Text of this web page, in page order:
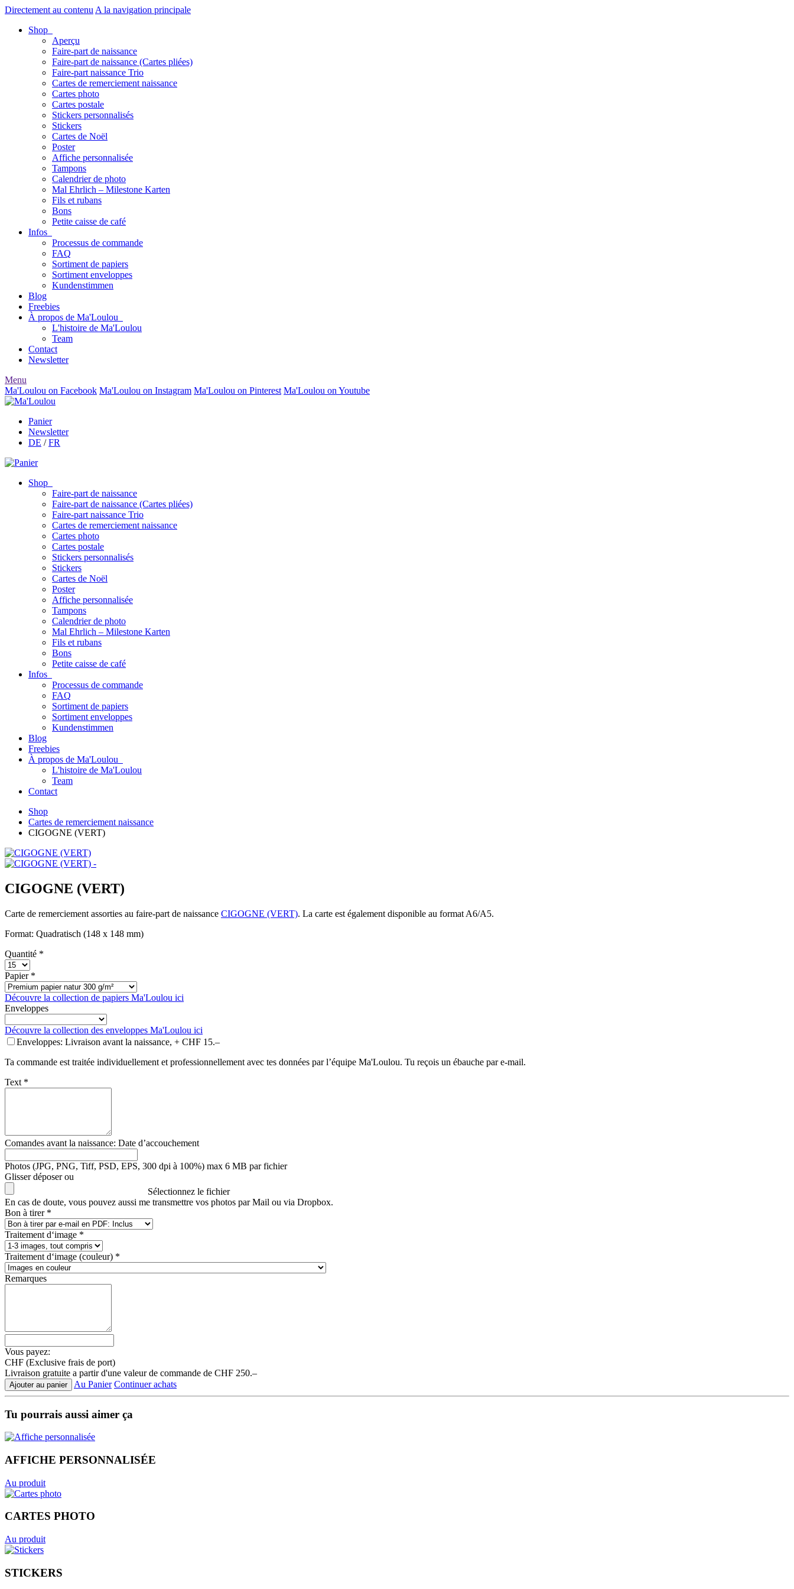
Directement au contenu A la navigation principale
Shop
Aperçu
Faire-part de naissance
Faire-part de naissance (Cartes pliées)
Faire-part naissance Trio
Cartes de remerciement naissance
Cartes photo
Cartes postale
Stickers personnalisés
Stickers
Cartes de Noël
Poster
Affiche personnalisée
Tampons
Calendrier de photo
Mal Ehrlich – Milestone Karten
Fils et rubans
Bons
Petite caisse de café
Infos
Processus de commande
FAQ
Sortiment de papiers
Sortiment enveloppes
Kundenstimmen
Blog
Freebies
À propos de Ma'Loulou
L'histoire de Ma'Loulou
Team
Contact
Newsletter
Menu
Ma'Loulou on Facebook Ma'Loulou on Instagram Ma'Loulou on Pinterest Ma'Loulou on Youtube
Panier
Newsletter
DE /FR
Shop
Faire-part de naissance
Faire-part de naissance (Cartes pliées)
Faire-part naissance Trio
Cartes de remerciement naissance
Cartes photo
Cartes postale
Stickers personnalisés
Stickers
Cartes de Noël
Poster
Affiche personnalisée
Tampons
Calendrier de photo
Mal Ehrlich – Milestone Karten
Fils et rubans
Bons
Petite caisse de café
Infos
Processus de commande
FAQ
Sortiment de papiers
Sortiment enveloppes
Kundenstimmen
Blog
Freebies
À propos de Ma'Loulou
L'histoire de Ma'Loulou
Team
Contact
Shop
Cartes de remerciement naissance
CIGOGNE (VERT)
CIGOGNE (VERT)
Carte de remerciement assorties au faire-part de naissance CIGOGNE (VERT). La carte est également disponible au format A6/A5.
Format: Quadratisch (148 x 148 mm)
Quantité *
Papier *
Découvre la collection de papiers Ma'Loulou ici
Enveloppes
Découvre la collection des enveloppes Ma'Loulou ici
Enveloppes: Livraison avant la naissance, + CHF 15.–
Ta commande est traitée individuellement et professionnellement avec tes données par l’équipe Ma'Loulou. Tu reçois un ébauche par e-mail.
Text *
Comandes avant la naissance: Date d’accouchement
Photos (JPG, PNG, Tiff, PSD, EPS, 300 dpi à 100%) max 6 MB par fichier
Glisser déposer ou
Sélectionnez le fichier
En cas de doute, vous pouvez aussi me transmettre vos photos par Mail ou via Dropbox.
Bon à tirer *
Traitement d‘image *
Traitement d‘image (couleur) *
Remarques
Vous payez:
CHF (Exclusive frais de port)
Livraison gratuite a partir d'une valeur de commande de CHF 250.–
Ajouter au panier Au Panier Continuer achats
Tu pourrais aussi aimer ça
AFFICHE PERSONNALISÉE
Au produit
CARTES PHOTO
Au produit
STICKERS